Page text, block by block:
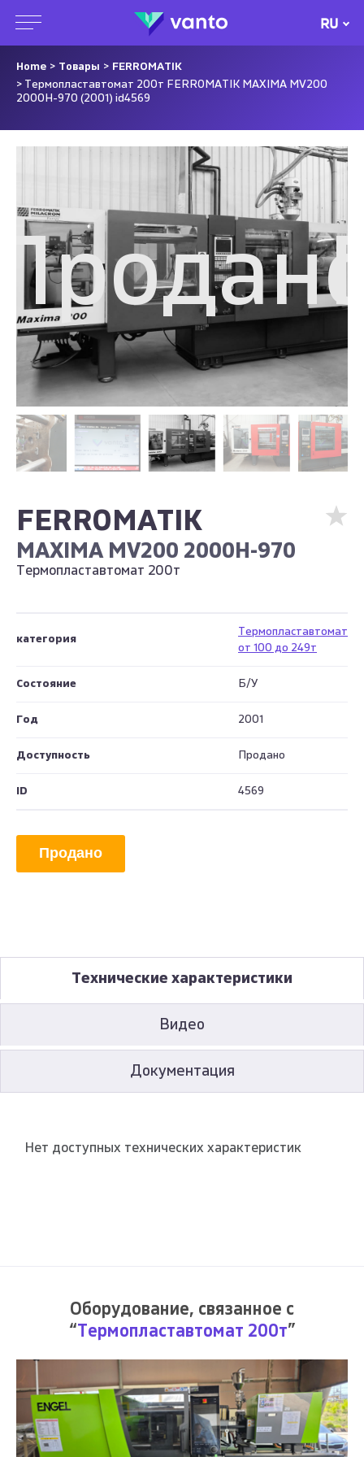
RU
Home > Товары > FERROMATIK
> Термопластавтомат 200т FERROMATIK MAXIMA MV200
2000H-970 (2001) id4569
FERROMATIK
MAXIMA MV200 2000H-970
Термопластавтомат 200т
категория
Термопластавтомат
от 100 до 249т
Состояние Б/У
Год 2001
Доступность Продано
ID 4569
Продано
Технические характеристики
Видео
Документация
Нет доступных технических характеристик
Оборудование, связанное с
“Термопластавтомат 200т”